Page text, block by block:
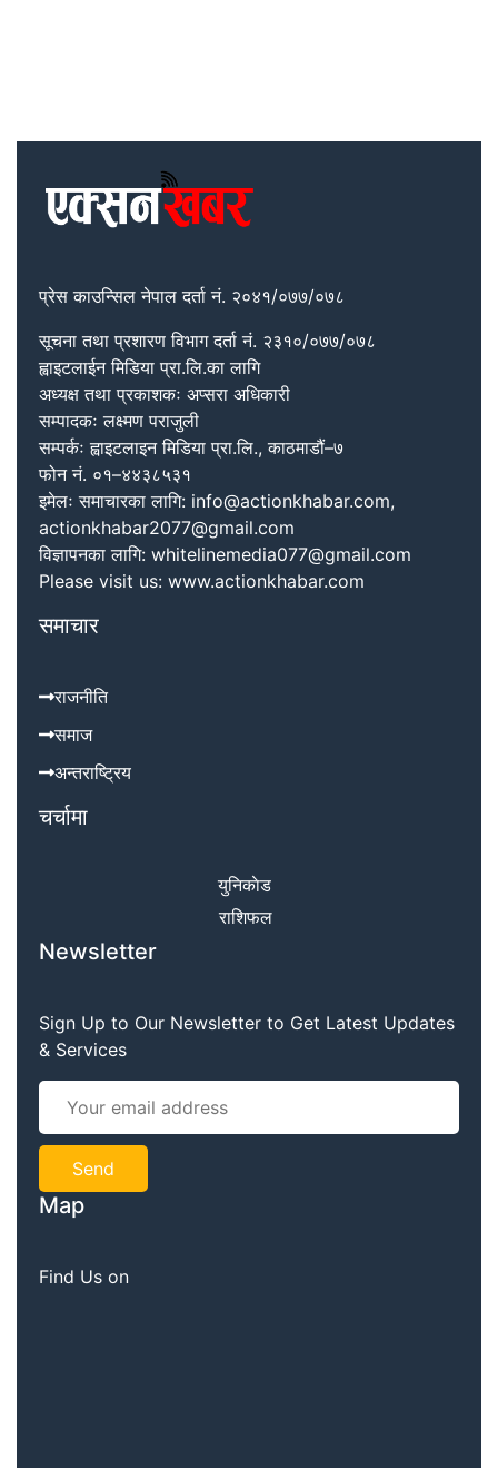
प्रेस काउन्सिल नेपाल दर्ता नं. २०४१/०७७/०७८
सूचना तथा प्रशारण विभाग दर्ता नं. २३१०/०७७/०७८
ह्वाइटलाईन मिडिया प्रा.लि.का लागि
अध्यक्ष तथा प्रकाशकः अप्सरा अधिकारी
सम्पादकः लक्ष्मण पराजुली
सम्पर्कः ह्वाइटलाइन मिडिया प्रा.लि., काठमाडौं–७
फोन नं. ०१–४४३८५३१
इमेलः समाचारका लागि: info@actionkhabar.com,
actionkhabar2077@gmail.com
विज्ञापनका लागि: whitelinemedia077@gmail.com
Please visit us: www.actionkhabar.com
समाचार
राजनीति
समाज
अन्तराष्ट्रिय
चर्चामा
युनिकाेड
राशिफल
Newsletter
Sign Up to Our Newsletter to Get Latest Updates
& Services
Map
Find Us on